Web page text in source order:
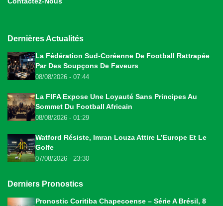
Dernières Actualités
La Fédération Sud-Coréenne De Football Rattrapée
Par Des Soupçons De Faveurs
08/08/2026 - 07:44
La FIFA Expose Une Loyauté Sans Principes Au
Sommet Du Football Africain
08/08/2026 - 01:29
Watford Résiste, Imran Louza Attire L’Europe Et Le
Golfe
07/08/2026 - 23:30
Derniers Pronostics
Pronostic Coritiba Chapecoense – Série A Brésil, 8